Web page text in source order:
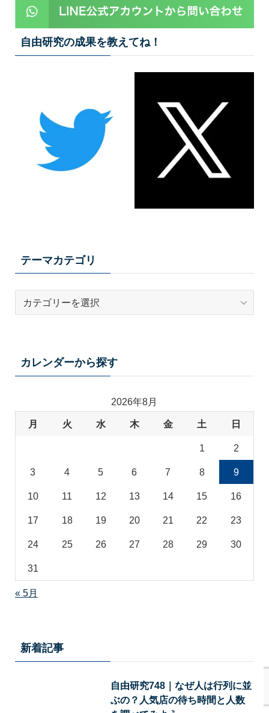
自由研究の成果を教えてね！
テーマカテゴリ
カレンダーから探す
2026年8月
月 火 水 木 金 土 日
1 2
3 4 5 6 7 8 9
10 11 12 13 14 15 16
17 18 19 20 21 22 23
24 25 26 27 28 29 30
31
« 5月
新着記事
自由研究748｜なぜ人は行列に並
ぶの？人気店の待ち時間と人数